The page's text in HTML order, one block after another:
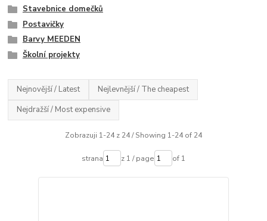
Stavebnice domečků
Postavičky
Barvy MEEDEN
Školní projekty
Nejnovější / Latest
Nejlevnější / The cheapest
Nejdražší / Most expensive
Zobrazuji 1-24 z 24 / Showing 1-24 of 24
strana z 1 / page of 1